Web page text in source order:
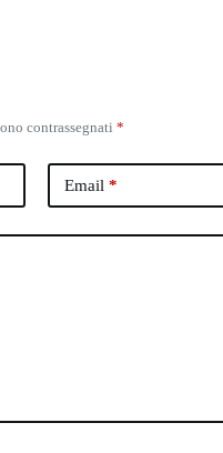
contrassegnati *
Email *